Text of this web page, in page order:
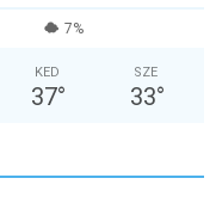
7%
KED
37°
SZE
33°